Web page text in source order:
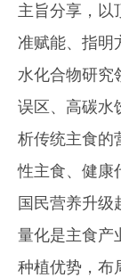
主旨分享，以
准赋能、指明
水化合物研究
误区、高碳水
析传统主食的
性主食、健康
国民营养升级
量化是主食产
种植优势，布